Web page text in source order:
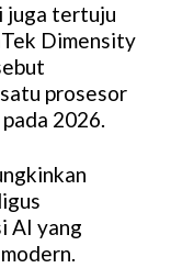
juga tertuju
Dimensity
prosesor
2026.
AI yang